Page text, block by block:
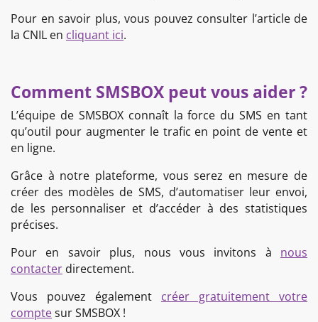
Pour en savoir plus, vous pouvez consulter l’article de
la CNIL en cliquant ici.
Comment SMSBOX peut vous aider ?
L’équipe de SMSBOX connaît la force du SMS en tant
qu’outil pour augmenter le trafic en point de vente et
en ligne.
Grâce à notre plateforme, vous serez en mesure de
créer des modèles de SMS, d’automatiser leur envoi,
de les personnaliser et d’accéder à des statistiques
précises.
Pour en savoir plus, nous vous invitons à nous
contacter directement.
Vous pouvez également créer gratuitement votre
comptesur SMSBOX !